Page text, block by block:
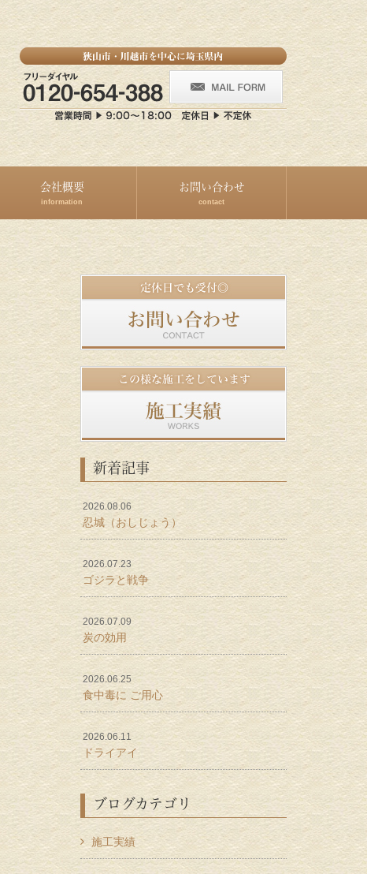
会社概要
information
お問い合わせ
contact
新着記事
2026.08.06
忍城（おしじょう）
2026.07.23
ゴジラと戦争
2026.07.09
炭の効用
2026.06.25
食中毒に ご用心
2026.06.11
ドライアイ
ブログカテゴリ
施工実績